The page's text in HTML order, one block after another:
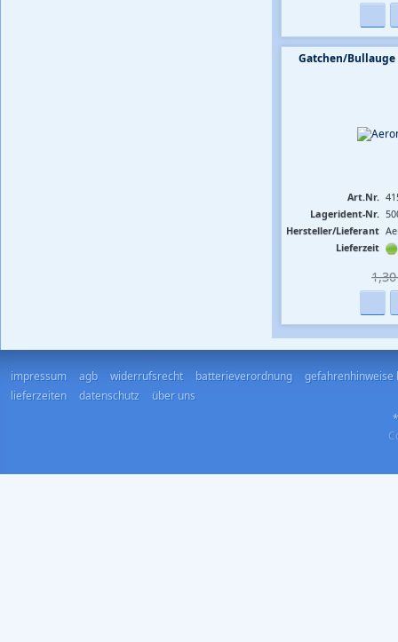
Gatchen/
Art.Nr.
Lagerident-Nr.
Hersteller/Lieferant
Lieferzeit
1,30
impressum agb widerrufsrecht batterieverordnung
gefahrenhinweise
lieferzeiten
datenschutz
über uns